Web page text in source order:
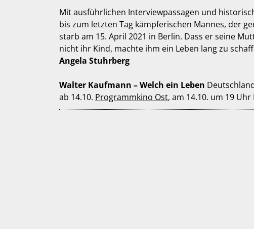
Mit ausführlichen Interviewpassagen und
bis zum letzten Tag kämpferischen Mannes, der
starb am 15. April 2021 in Berlin. Dass er seine
nicht ihr Kind, machte ihm ein Leben lang zu
Angela Stuhrberg
Walter Kaufmann – Welch ein Leben
ab 14.10. Programmkino Ost, am 14.10. um 19